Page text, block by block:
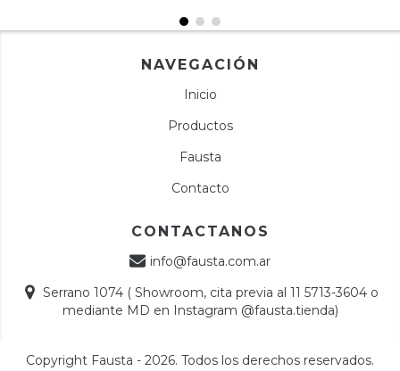
NAVEGACIÓN
Inicio
Productos
Fausta
Contacto
CONTACTANOS
info@fausta.com.ar
Serrano 1074 ( Showroom, cita previa al 11 5713-3604 o
mediante MD en Instagram @fausta.tienda)
Copyright Fausta - 2026. Todos los derechos reservados.